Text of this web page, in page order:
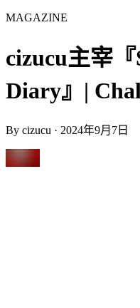
MAGAZINE
cizucu主宰
Diary』|
By cizucu · 2024年9月7日